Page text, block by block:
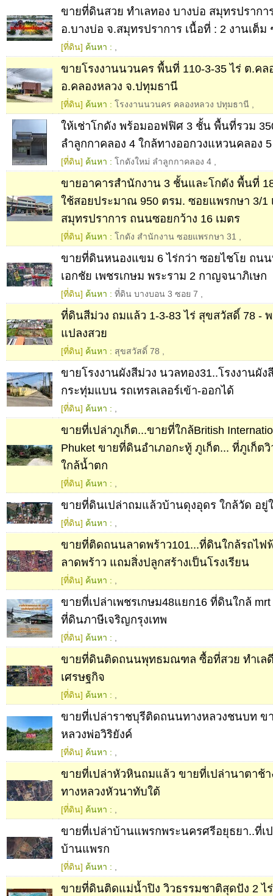
ขายที่ดินสวย ทำเลทอง บางบ่อ สมุทรปรากา
อ.บางบ่อ จ.สมุทรปราการ เนื้อที่ : 2 งานเต็ม
[ที่ดิน] ค้นหา :
ขายโรงงานนวนคร พื้นที่ 110-3-35 ไร่ ต.คล
อ.คลองหลวง จ.ปทุมธานี
[ที่ดิน] ค้นหา : โรงงานนวนคร คลองหลวง ปทุมธานี
ให้เช่าโกดัง พร้อมออฟฟิศ 3 ชั้น พื้นที่รวม
ลำลูกกาคลอง 4 ใกล้ทางออกวงแหวนคลอง 5
[ที่ดิน] ค้นหา : โกดังใหม่ ลำลูกกาคลอง 4
ขายอาคารสำนักงาน 3 ชั้นและโกดัง พื้นที่
ใช้สอยประมาณ 950 ตรม. ซอยแพรกษา 3/1
สมุทรปราการ ถนนซอยกว้าง 16 เมตร
[ที่ดิน] ค้นหา : โกดัง สำนักงาน ซอยแพรกษา 31
ขายที่ดินหนองแขม 6 ไร่กว่า ซอยไชโย ถน
เอกชัย เพชรเกษม พระราม 2 กาญจนาภิเษก
[ที่ดิน] ค้นหา : ที่ดิน บางบอน 3 ซอย 7
ที่ดินสีม่วง ถมแล้ว 1-3-83 ไร่ สุขสวัสดิ์ 78 -
แปลงสวย
[ที่ดิน] ค้นหา : สุขสวัสดิ์ 78
ขายโรงงานผังสีม่วง นวลทอง31..โรงงานผัง
กระทุ่มแบน รถเทรลเลอร์เข้า-ออกได้
[ที่ดิน] ค้นหา :
ขายที่เปล่าภูเก็ต...ขายที่ใกล้British
Phuket ขายที่ดินอำเภอกะทู้ ภูเก็ต... ที่ภูเก็ต
ใกล้น้ำตก
[ที่ดิน] ค้นหา :
ขายที่ดินเปล่าถมแล้วบ้านดุงอุดร ใกล้วัด อ
[ที่ดิน] ค้นหา :
ขายที่ติดถนนลาดพร้าว101...ที่ดินใกล้รถไฟ
ลาดพร้าว แถมสิ่งปลูกสร้างเป็นโรงเรียน
[ที่ดิน] ค้นหา :
ขายที่เปล่าเพชรเกษม48แยก16 ที่ดินใกล้ mrt
ที่ดินภาษีเจริญกรุงเทพ
[ที่ดิน] ค้นหา :
ขายที่ดินติดถนน​พุทธมณฑล ซื้อที่สวย ทำเล
เศรษฐกิจ
[ที่ดิน] ค้นหา :
ขายที่เปล่าราชบุรีติดถนนทางหลวงชนบท ข
หลวงพ่อวิริยังค์
[ที่ดิน] ค้นหา :
ขายที่เปล่าหัวหินถมแล้ว ขายที่เปล่านาตาช้
ทางหลวงหัวนาทับใต้
[ที่ดิน] ค้นหา :
ขายที่เปล่าบ้านแพรกพระนครศรีอยุธยา..ที่เ
บ้านแพรก
[ที่ดิน] ค้นหา :
ขายที่ดินติดแม่น้ำปิง วิวธรรมชาติสุดปัง 2 ไร่